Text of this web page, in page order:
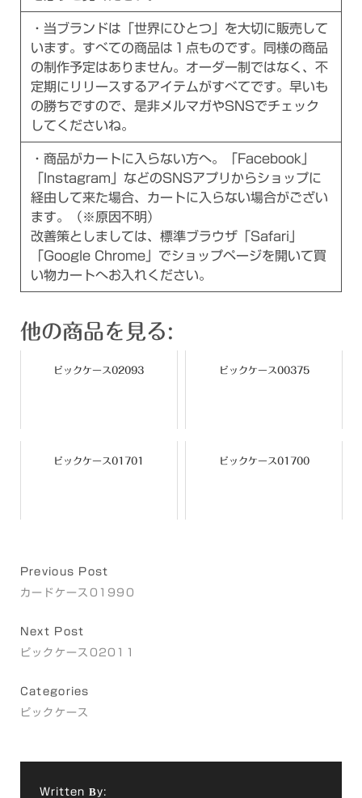
・当ブランドは「世界にひとつ」を大切に販売して
います。すべての商品は１点ものです。同様の商品
の制作予定はありません。オーダー制ではなく、不
定期にリリースするアイテムがすべてです。早いも
の勝ちですので、是非メルマガやSNSでチェック
してくださいね。
・商品がカートに入らない方へ。「Facebook」
「Instagram」などのSNSアプリからショップに
経由して来た場合、カートに入らない場合がござい
ます。（※原因不明）
改善策としましては、標準ブラウザ「Safari」
「Google Chrome」でショップページを開いて買
い物カートへお入れください。
他の商品を見る:
ピックケース02093 ピックケース00375
ピックケース01701 ピックケース01700
Previous Post
カードケース01990
Next Post
ピックケース02011
Categories
ピックケース
Written By: